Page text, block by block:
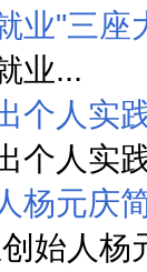
业"三座
业...
个人实
个人实
杨元庆
始人杨